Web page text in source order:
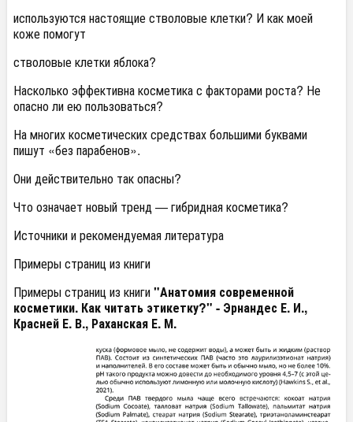
используются настоящие стволовые клетки? И как моей
коже помогут
стволовые клетки яблока?
Насколько эффективна косметика с факторами роста? Не
опасно ли ею пользоваться?
На многих косметических средствах большими буквами
пишут «без парабенов».
Они действительно так опасны?
Что означает новый тренд — гибридная косметика?
Источники и рекомендуемая литература
Примеры страниц из книги
Примеры страниц из книги"Анатомия современной
косметики. Как читать этикетку?" - Эрнандес Е. И.,
Красней Е. В., Раханская Е. М.